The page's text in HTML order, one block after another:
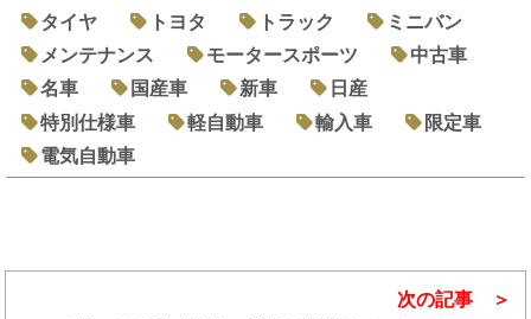
タイヤ
トヨタ トラック
ミニバン
メンテナンス
モータースポーツ
中古車
名車
国産車 新車
日産
特別仕様車
軽自動車 輸入車
限定車
電気自動車
次の記事